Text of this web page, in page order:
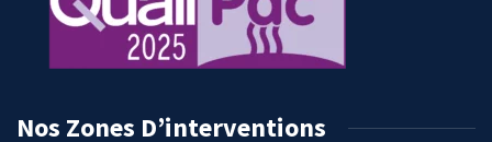
Nos Zones D’interventions